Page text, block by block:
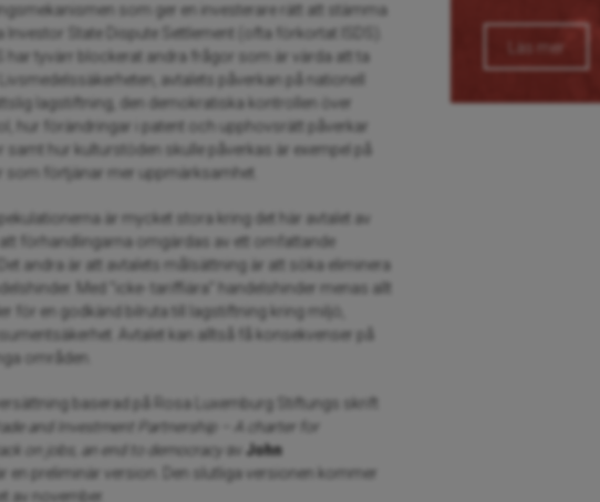
som ger en investerare rätt att stämma
Investor State Dispute Settlement (ofta förkortat ISDS).
har tyvärr blockerat andra frågor som är värda att ta
avtalets påverkan på nationell
lagstiftning, den demokratiska kontrollen över
hur förändringar i patent och upphovsrätt påverkar
samt hur kulturstöden skulle påverkas är exempel på
som förtjänar mer uppmärksamhet.
är mycket stora kring det här avtalet av
att förhandlingarna omgärdas av ett omfattande
andra är att avtalets målsättning är att söka eliminera
Med ”icke- tariffiära” handelshinder menas allt
för en godkänd bilruta till lagstiftning kring miljö,
Avtalet kan alltså få konsekvenser på
områden.
baserad på Rosa Luxemburg Stiftungs skrift
and Investment Partnership – A charter for
on jobs, an end to democracy av John
en preliminär version. Den slutliga versionen kommer
av november.
Läs mer